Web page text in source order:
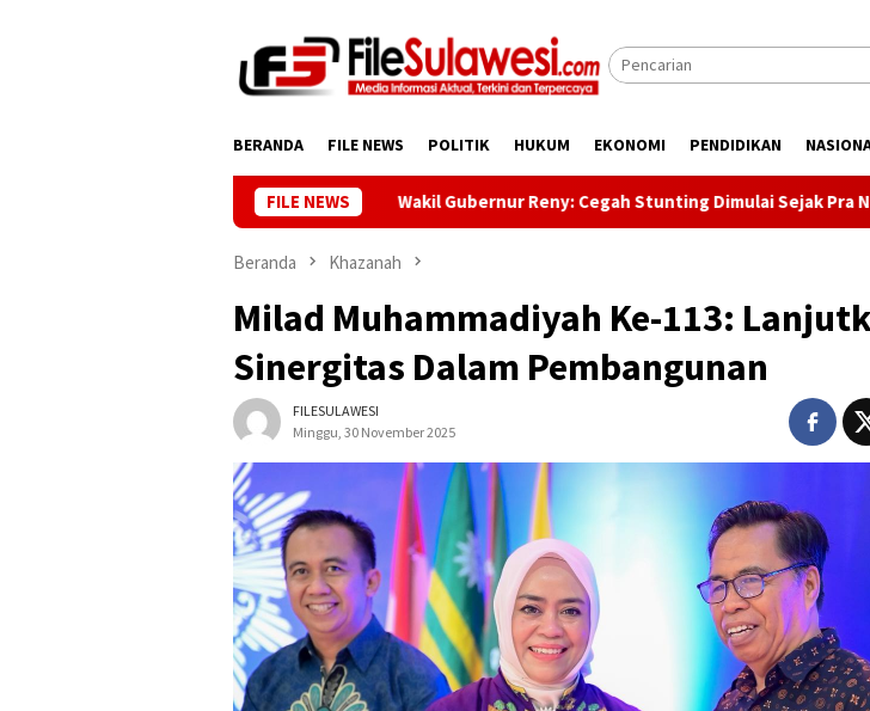
BERANDA FILE NEWS POLITIK HUKUM EKONOMI PENDIDIKAN
FILE NEWSWakil Gubernur Reny: Cegah Stunting Dimulai Sejak Pra Nikah
Beranda Khazanah
Milad Muhammadiyah Ke-113:
Sinergitas Dalam Pembangunan
FILESULAWESI
Minggu, 30 November 2025